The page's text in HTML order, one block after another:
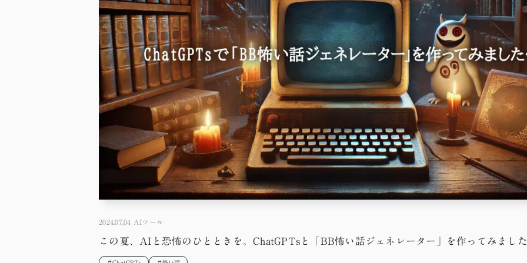
2024.07.04 AIツール
この夏、AIと恐怖のひとときを。ChatGPTsと「BB怖い話ジェネレーター」を作ってみまし